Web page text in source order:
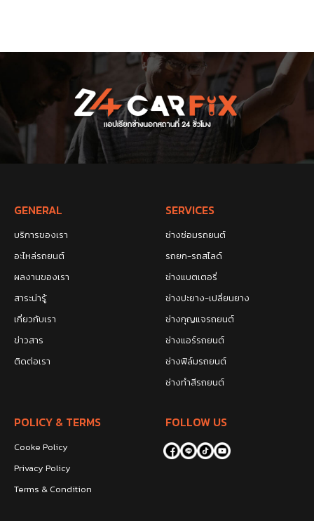
GENERAL
บริการของเรา
อะไหล่รถยนต์
ผลงานของเรา
สาระน่ารู้
เกี่ยวกับเรา
ข่าวสาร
ติดต่อเรา
SERVICES
ช่างซ่อมรถยนต์
รถยก-รถสไลด์
ช่างแบตเตอรี่
ช่างปะยาง-เปลี่ยนยาง
ช่างกุญแจรถยนต์
ช่างแอร์รถยนต์
ช่างฟิล์มรถยนต์
ช่างทำสีรถยนต์
POLICY & TERMS
Cooke Policy
Privacy Policy
Terms & Condition
FOLLOW US